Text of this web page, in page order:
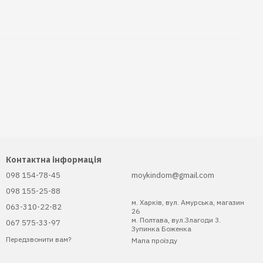
Контактна інформація
098 154-78-45
098 155-25-88
063-310-22-82
067 575-33-97
Передзвонити вам?
moykindom@gmail.com
м. Харків, вул. Амурська, магазин
26
м. Полтава, вул.Злагоди 3.
Зупинка Боженка
Мапа проїзду